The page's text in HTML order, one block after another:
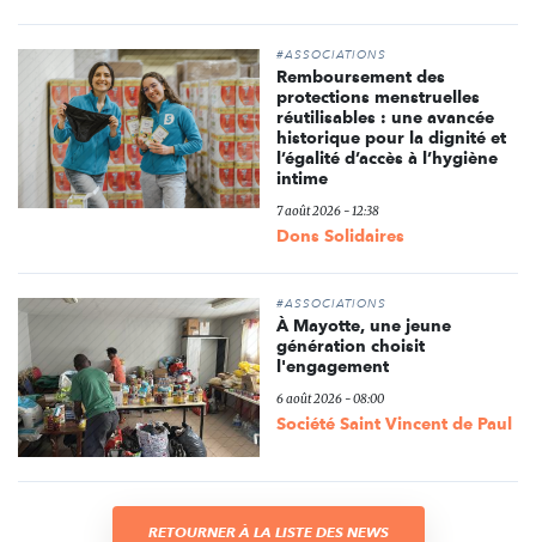
#ASSOCIATIONS
Remboursement des
protections menstruelles
réutilisables : une avancée
historique pour la dignité et
l’égalité d’accès à l’hygiène
intime
7 août 2026 - 12:38
Dons Solidaires
#ASSOCIATIONS
À Mayotte, une jeune
génération choisit
l'engagement
6 août 2026 - 08:00
Société Saint Vincent de Paul
RETOURNER À LA LISTE DES NEWS